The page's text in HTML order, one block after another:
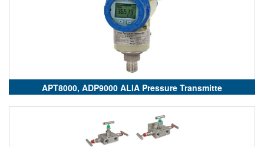
APT8000, ADP9000 ALIA Pressure Transmitte